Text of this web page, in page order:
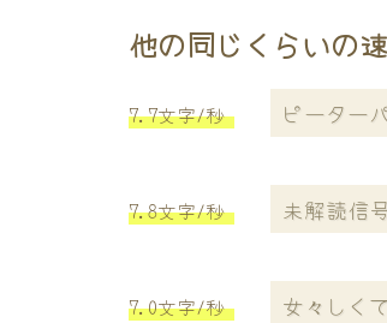
他の同じくらいの
7.7文字/秒 ピーター
7.8文字/秒 未解読信
7.0文字/秒 女々しく